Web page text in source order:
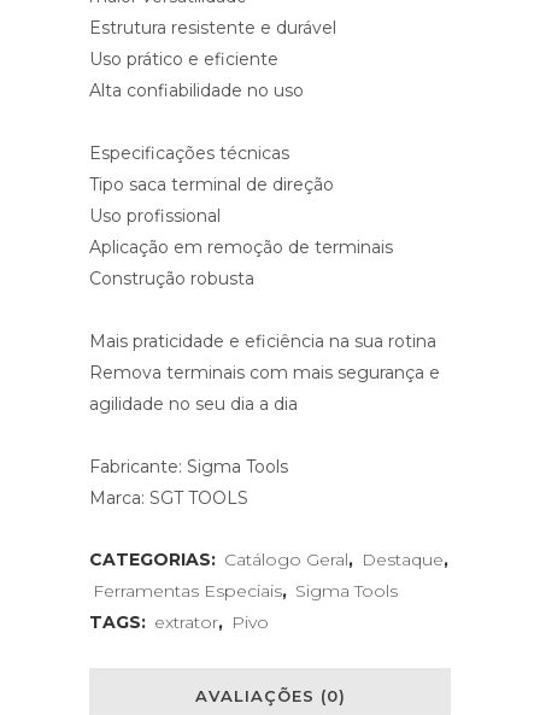
Estrutura resistente e durável
Uso prático e eficiente
Alta confiabilidade no uso
Especificações técnicas
Tipo saca terminal de direção
Uso profissional
Aplicação em remoção de terminais
Construção robusta
Mais praticidade e eficiência na sua rotina
Remova terminais com mais segurança e
agilidade no seu dia a dia
Fabricante: Sigma Tools
Marca: SGT TOOLS
CATEGORIAS: Catálogo Geral, Destaque,
Ferramentas Especiais, Sigma Tools
TAGS: extrator, Pivo
AVALIAÇÕES (0)